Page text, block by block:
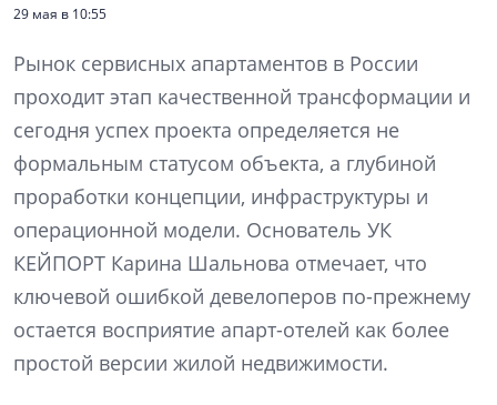
29 мая в 10:55
Рынок сервисных апартаментов в России
проходит этап качественной трансформации и
сегодня успех проекта определяется не
формальным статусом объекта, а глубиной
проработки концепции, инфраструктуры и
операционной модели. Основатель УК
КЕЙПОРТ Карина Шальнова отмечает, что
ключевой ошибкой девелоперов по-прежнему
остается восприятие апарт-отелей как более
простой версии жилой недвижимости.